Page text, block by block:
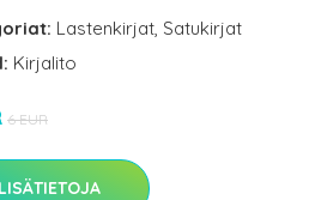
Lastenkirjat, Satukirjat
Kirjalito
6 EUR
LISÄTIETOJA